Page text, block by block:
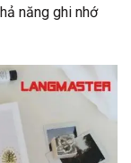
năng ghi nhớ